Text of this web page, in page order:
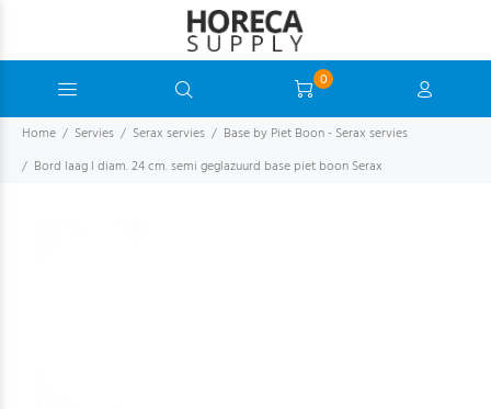
0
Home Servies Serax servies
Base by Piet Boon - Serax servies
Bord laag l diam. 24 cm. semi geglazuurd base piet boon Serax